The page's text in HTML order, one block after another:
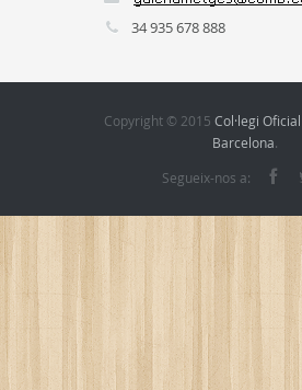
34 935 678 888
Copyright © 2015 Col·legi
Barcelona.
Segueix-nos a: